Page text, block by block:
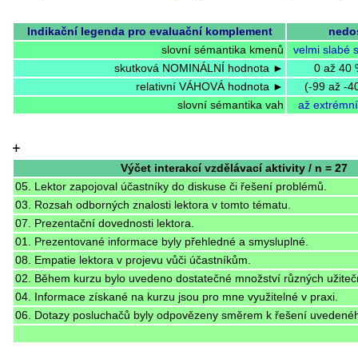
Indikační legenda pro evaluační komplement
slovní sémantika kmenů
velmi slabé
skutková NOMINÁLNÍ hodnota ►
0 až 40
relativní VÁHOVÁ hodnota ►
(-99 až -
slovní sémantika vah
až
+
Výčet interakcí vzdělávací aktivity / n = 27
05. Lektor zapojoval účastníky do diskuse či řešení problémů.
03. Rozsah odborných znalosti lektora v tomto tématu.
07. Prezentační dovednosti lektora.
01. Prezentované informace byly přehledné a smysluplné.
08. Empatie lektora v projevu vůči účastníkům.
02. Během kurzu bylo uvedeno dostatečné množství různých
04. Informace získané na kurzu jsou pro mne využitelné v praxi.
06. Dotazy posluchačů byly odpovězeny směrem k řešení